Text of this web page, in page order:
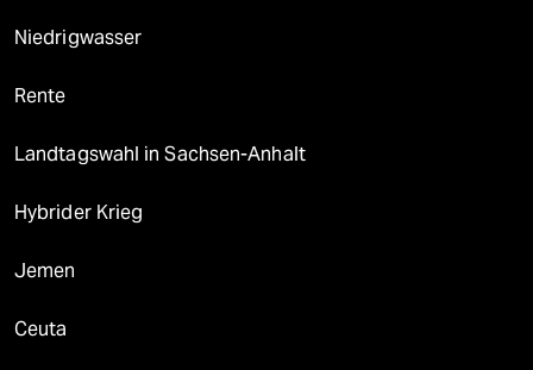
Niedrigwasser
Rente
Landtagswahl in Sachsen-Anhalt
Hybrider Krieg
Jemen
Ceuta